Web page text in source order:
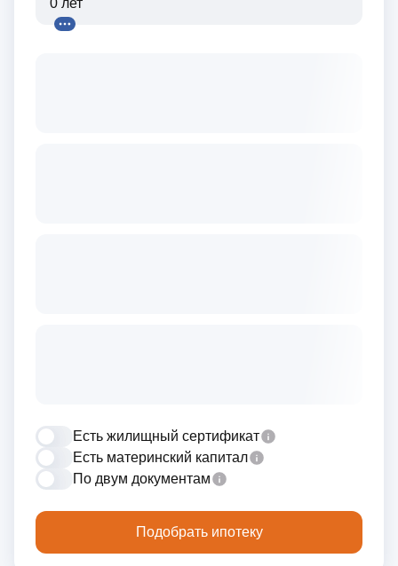
Есть жилищный сертификат
Есть материнский капитал
По двум документам
Подобрать ипотеку